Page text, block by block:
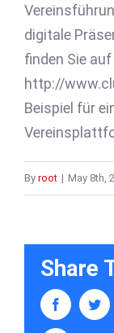
digitale
finden Sie
http://
Beispiel für
By root | May 8th,
Share
facebook